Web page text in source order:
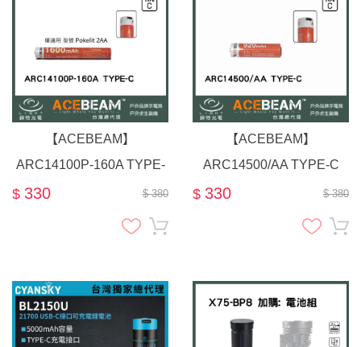
【ACEBEAM】
ARC14100P-160A TYPE-
C 可充電鋰電池 ( 專用
Pokelit 2AA 手電筒 )
$ 380
$ 330
【ACEBEAM】
ARC14500/AA TYPE-C
14500鋰電池 容量920 mAh
/ 適用 Rider RX 手電筒
$ 380
$ 330